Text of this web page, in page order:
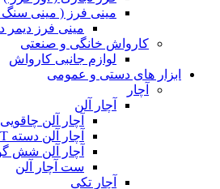
مینی فرز ( مینی
مینی فرز دیمر
کارواش خانگی و صنعتی
لوازم جانبی کارواش
ابزار های دستی و عمومی
آچار
آچار آلن
آچار آلن چاقویی
آچار آلن دسته T
آچار آلن شش
ست آچار آلن
آچار تکی